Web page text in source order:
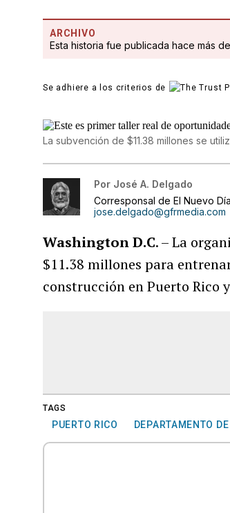
ARCHIVO
Esta historia fue publicada hace más
Se adhiere a los criterios de
La subvención de $11.38 millones se
Por José A. Delgado
Corresponsal de El Nuevo
jose.delgado@gfrmedia.com
Washington D.C. – La
$11.38 millones para
construcción en Puerto Rico
TAGS
PUERTO RICO DEPARTAMENTO